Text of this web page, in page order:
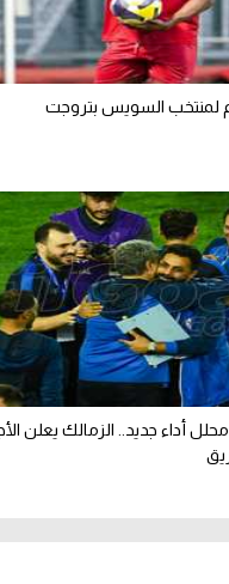
لمنتخب السويس بتروجت
أداء جديد.. الزمالك يعلن